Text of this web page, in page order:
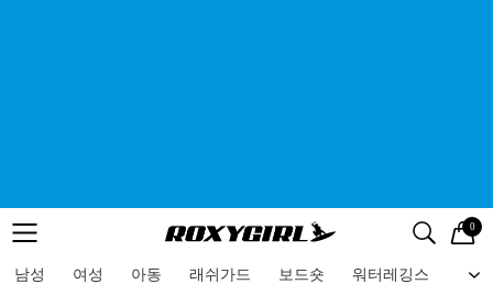
메뉴 검색
로고 0
남성 여성 아동 래쉬가드 보드숏 워터레깅스 비
메뉴